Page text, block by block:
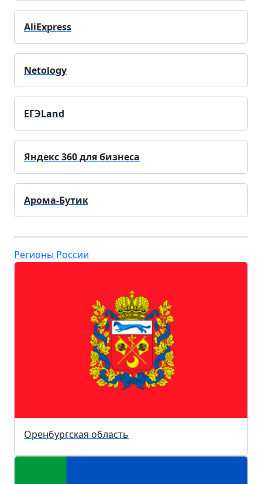
AliExpress
Netology
ЕГЭLand
Яндекс 360 для бизнеса
Арома-Бутик
Регионы России
Оренбургская область